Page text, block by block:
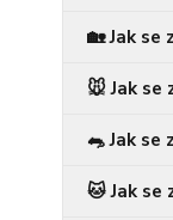
🏡 Jak se
🐭 Jak se
🐀 Jak
🐱 Jak se